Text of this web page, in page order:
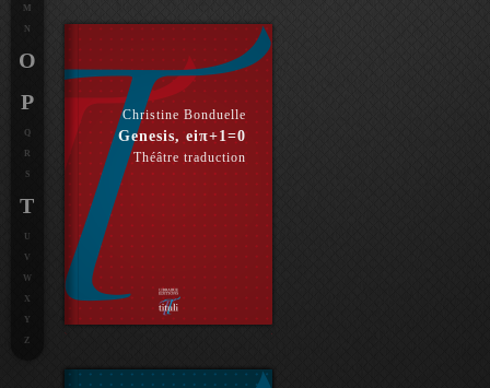
Christine Bonduelle
Genesis, eiπ+1=0
Théâtre traduction
M
N
O
P
Q
R
S
T
U
V
W
X
Y
Z